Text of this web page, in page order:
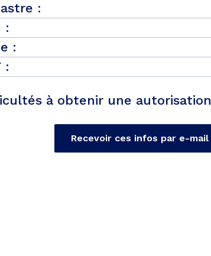
:
:
:
:
à obtenir une autorisation
Recevoir ces infos par e-mail